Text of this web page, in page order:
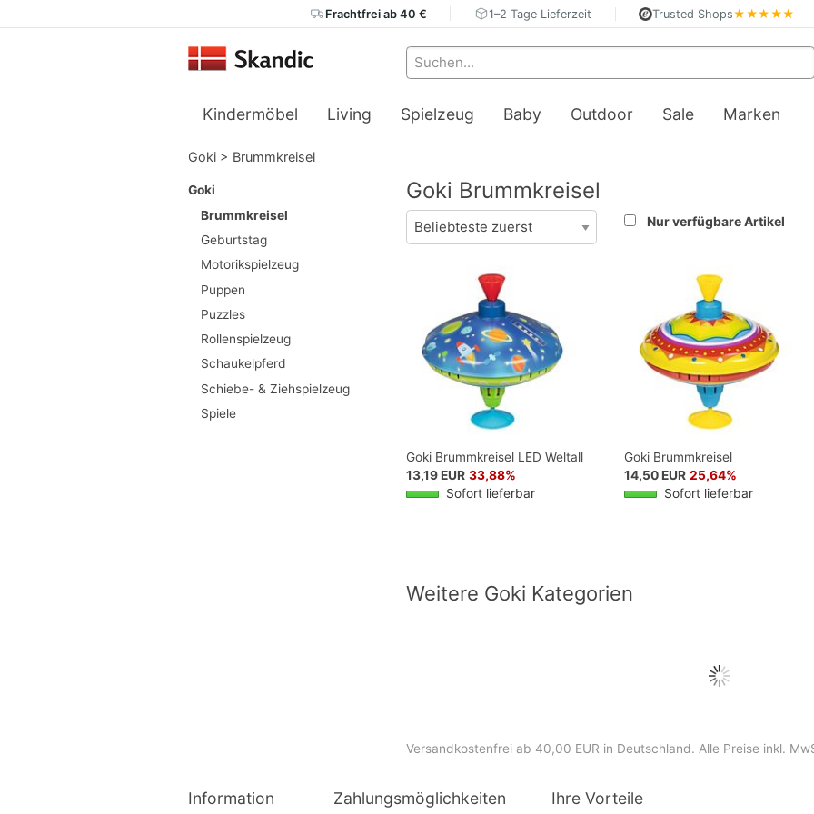
Frachtfrei ab 40 € 1–2 Tage Lieferzeit Trusted Shops★★★★★
Kindermöbel Living Spielzeug Baby Outdoor Sale Marken
Goki > Brummkreisel
Goki
Brummkreisel
Geburtstag
Motorikspielzeug
Puppen
Puzzles
Rollenspielzeug
Schaukelpferd
Schiebe- & Ziehspielzeug
Spiele
Goki Brummkreisel
Nur verfügbare Artikel
Goki Brummkreisel LED Weltall
13,19 EUR 33,88%
Sofort lieferbar
Goki Brummkreisel
14,50 EUR 25,64%
Sofort lieferbar
Weitere Goki Kategorien
Versandkostenfrei ab 40,00 EUR in Deutschland. Alle Preise inkl.
Information Zahlungsmöglichkeiten Ihre Vorteile